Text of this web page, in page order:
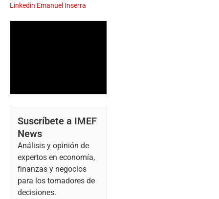
Linkedin Emanuel Inserra
Suscríbete a IMEF
News
Análisis y opinión de
expertos en economía,
finanzas y negocios
para los tomadores de
decisiones.